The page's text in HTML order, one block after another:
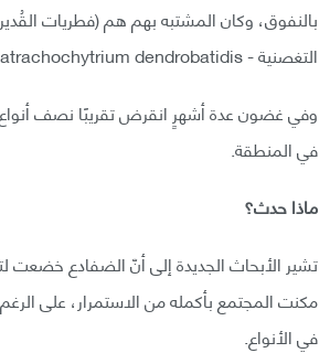
بالنفوق، وكان المشتبه بهم هم (فطريات
التغصنية - Batrachochytrium dendrobatidis).
وفي غضون عدة أشهرٍ انقرض تقريبًا نصف
في المنطقة.
ماذا حدث؟
تشير الأبحاث الجديدة إلى أنّ الضفادع خضعت
مكنت المجتمع بأكمله من الاستمرار، على
في الأنواع.